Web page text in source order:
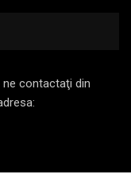
contactaţi din